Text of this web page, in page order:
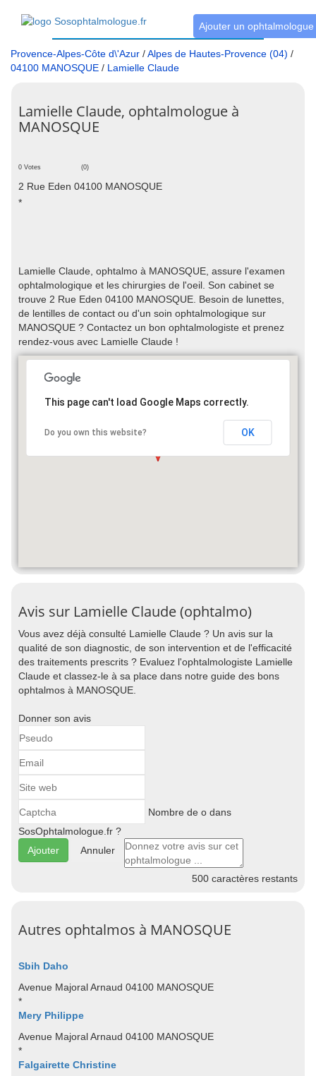
Ajouter un ophtalmologue
Provence-Alpes-Côte d\'Azur /Alpes de Hautes-Provence (04) /
04100 MANOSQUE / Lamielle Claude
Lamielle Claude, ophtalmologue à
MANOSQUE
0 Votes (0)
2 Rue Eden 04100 MANOSQUE
*
Lamielle Claude, ophtalmo à MANOSQUE, assure l'examen
ophtalmologique et les chirurgies de l'oeil. Son cabinet se
trouve 2 Rue Eden 04100 MANOSQUE. Besoin de lunettes,
de lentilles de contact ou d'un soin ophtalmologique sur
MANOSQUE ? Contactez un bon ophtalmologiste et prenez
rendez-vous avec Lamielle Claude !
This page can't load Google Maps correctly.
Do you own this website? OK
Avis sur Lamielle Claude (ophtalmo)
Vous avez déjà consulté Lamielle Claude ? Un avis sur la
qualité de son diagnostic, de son intervention et de l'efficacité
des traitements prescrits ? Evaluez l'ophtalmologiste Lamielle
Claude et classez-le à sa place dans notre guide des bons
ophtalmos à MANOSQUE.
Donner son avis
Nombre de o dans
SosOphtalmologue.fr ?
Annuler
500 caractères restants
Autres ophtalmos à MANOSQUE
Sbih Daho
Avenue Majoral Arnaud 04100 MANOSQUE
*
Mery Philippe
Avenue Majoral Arnaud 04100 MANOSQUE
*
Falgairette Christine